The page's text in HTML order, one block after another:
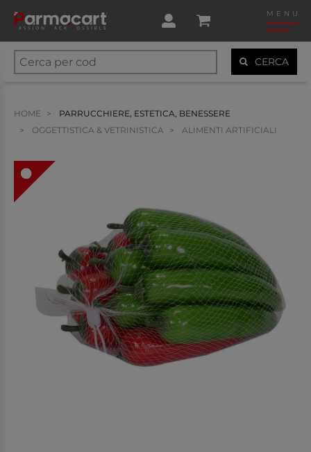
MENU
CERCA
HOME
PARRUCCHIERE, ESTETICA, BENESSERE
OGGETTISTICA & VETRINISTICA
ALIMENTI ARTIFICIALI